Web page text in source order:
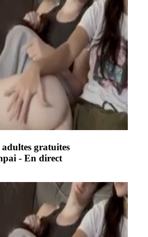
adultes gratuites
- En direct